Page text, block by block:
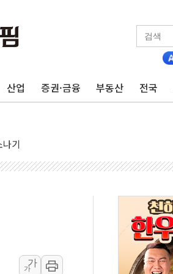
산업 증권·금융 부동산 전국
재검토 지시
나기
로 원칙 뒤집는 것"
자들 '범죄 사각지대' 우려
'재역전' vs 정청래 '격차 확대'
율규제단체' 타진
퇴…S&P500 최고치
가
가